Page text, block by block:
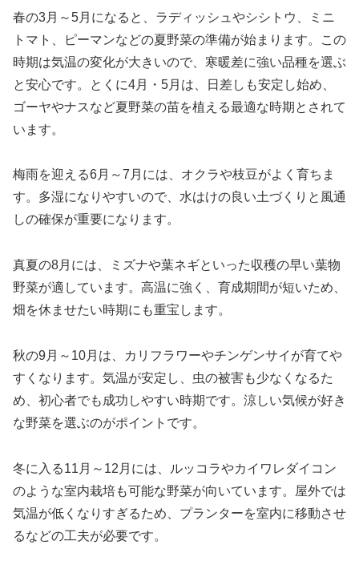
春の3月～5月になると、ラディッシュやシシトウ、ミニ
トマト、ピーマンなどの夏野菜の準備が始まります。この
時期は気温の変化が大きいので、寒暖差に強い品種を選ぶ
と安心です。とくに4月・5月は、日差しも安定し始め、
ゴーヤやナスなど夏野菜の苗を植える最適な時期とされて
います。
梅雨を迎える6月～7月には、オクラや枝豆がよく育ちま
す。多湿になりやすいので、水はけの良い土づくりと風通
しの確保が重要になります。
真夏の8月には、ミズナや葉ネギといった収穫の早い葉物
野菜が適しています。高温に強く、育成期間が短いため、
畑を休ませたい時期にも重宝します。
秋の9月～10月は、カリフラワーやチンゲンサイが育てや
すくなります。気温が安定し、虫の被害も少なくなるた
め、初心者でも成功しやすい時期です。涼しい気候が好き
な野菜を選ぶのがポイントです。
冬に入る11月～12月には、ルッコラやカイワレダイコン
のような室内栽培も可能な野菜が向いています。屋外では
気温が低くなりすぎるため、プランターを室内に移動させ
るなどの工夫が必要です。